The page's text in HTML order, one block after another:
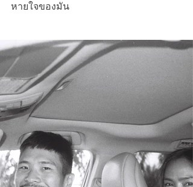
หายใจของมัน